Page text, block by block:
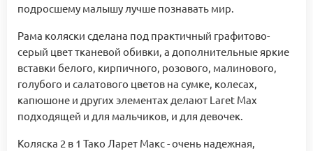
подросшему малышу лучше познавать мир.
Рама коляски сделана под практичный графитово-
серый цвет тканевой обивки, а дополнительные яркие
вставки белого, кирпичного, розового, малинового,
голубого и салатового цветов на сумке, колесах,
капюшоне и других элементах делают Laret Max
подходящей и для мальчиков, и для девочек.
Коляска 2 в 1 Тако Ларет Макс - очень надежная,